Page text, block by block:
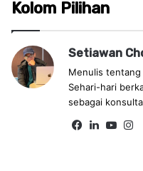
Kolom Pilihan
Setiawan
Menulis
Sehari-hari
sebagai
Fa Lin Yo